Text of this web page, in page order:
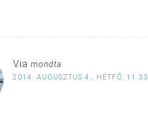
Via mondta
2014. AUGUSZTUS 4., HÉTFŐ, 11:33